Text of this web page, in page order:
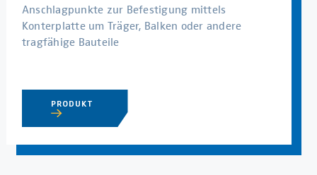
Anschlagpunkte zur Befestigung mittels
Konterplatte um Träger, Balken oder andere
tragfähige Bauteile
PRODUKT